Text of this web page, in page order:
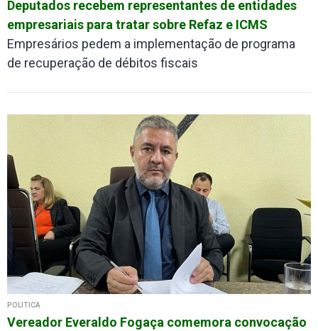
Deputados recebem representantes de entidades
empresariais para tratar sobre Refaz e ICMS
Empresários pedem a implementação de programa
de recuperação de débitos fiscais
POLÍTICA
Vereador Everaldo Fogaça comemora convocação